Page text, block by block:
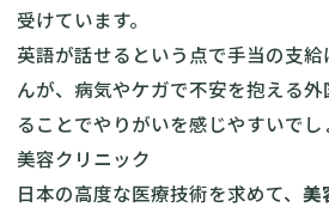
受けています。
英語が話せるという点で手当の支
んが、病気やケガで不安を抱える
ることでやりがいを感じやすいでし
美容クリニック
日本の高度な医療技術を求めて、 美